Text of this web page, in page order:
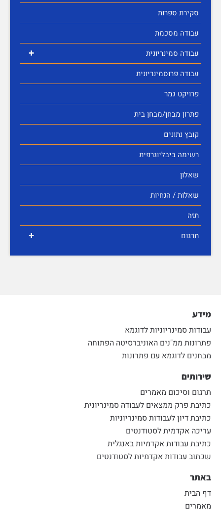
סקירת ספרות
עבודה מסכמת
+
עבודה סמינריונית
עבודה פרוסמינריונית
פרויקט גמר
פתרון מבחן/מבחן בית
קובץ נתונים
רשימה ביבליוגרפית
שאלון
שאלות / הנחיות
תזה
+ תרגום
מידע
עבודות סמינריוניות לדוגמא
פתרונות ממ"נים האוניברסיטה הפתוחה
מבחנים לדוגמא עם פתרונות
שירותים
תרגום וסיכום מאמרים
כתיבת פרק ממצאים לעבודה סמינריונית
כתיבת דיון לעבודות סמינריוניות
עריכה אקדמית לסטודנטים
כתיבת עבודות אקדמיות באנגלית
שכתוב עבודות אקדמיות לסטודנטים
באתר
דף הבית
מאמרים